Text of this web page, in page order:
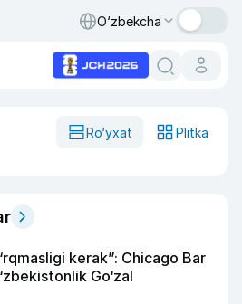
O‘zbekcha
Ro‘yxat Plitka
kerak”: Chicago Bar
Go‘zal